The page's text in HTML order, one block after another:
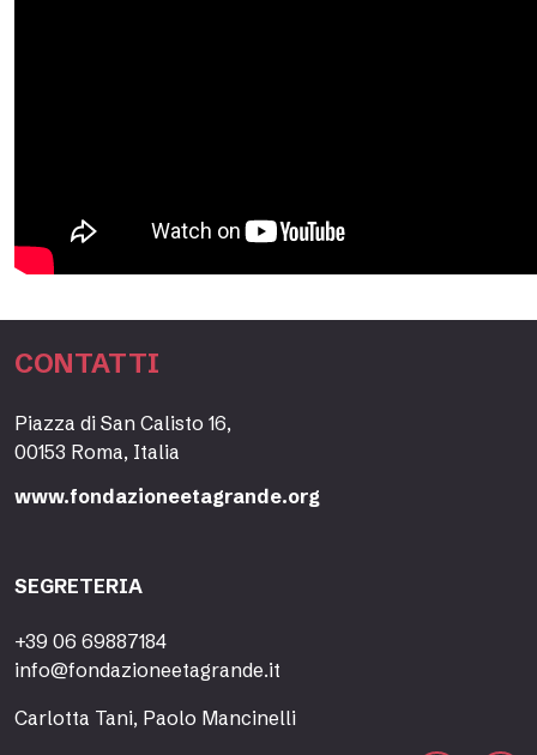
CONTATTI
Piazza di San Calisto 16,
00153 Roma, Italia
www.fondazioneetagrande.org
SEGRETERIA
+39 06 69887184
info@fondazioneetagrande.it
Carlotta Tani, Paolo Mancinelli